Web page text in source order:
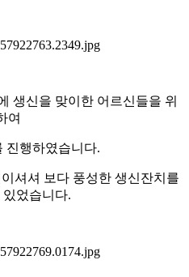
생신을 맞이한 어르신들을 위
여
진행하였습니다.
셔셔 보다 풍성한 생신잔치를
있었습니다.